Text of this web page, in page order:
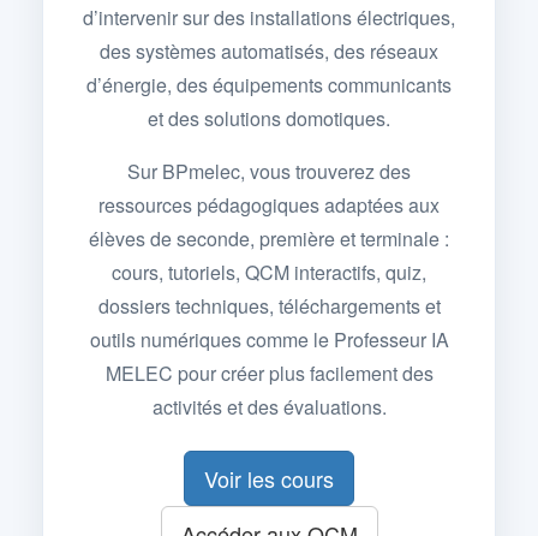
d’intervenir sur des installations électriques,
des systèmes automatisés, des réseaux
d’énergie, des équipements communicants
et des solutions domotiques.
Sur BPmelec, vous trouverez des
ressources pédagogiques adaptées aux
élèves de seconde, première et terminale :
cours, tutoriels, QCM interactifs, quiz,
dossiers techniques, téléchargements et
outils numériques comme le Professeur IA
MELEC pour créer plus facilement des
activités et des évaluations.
Voir les cours